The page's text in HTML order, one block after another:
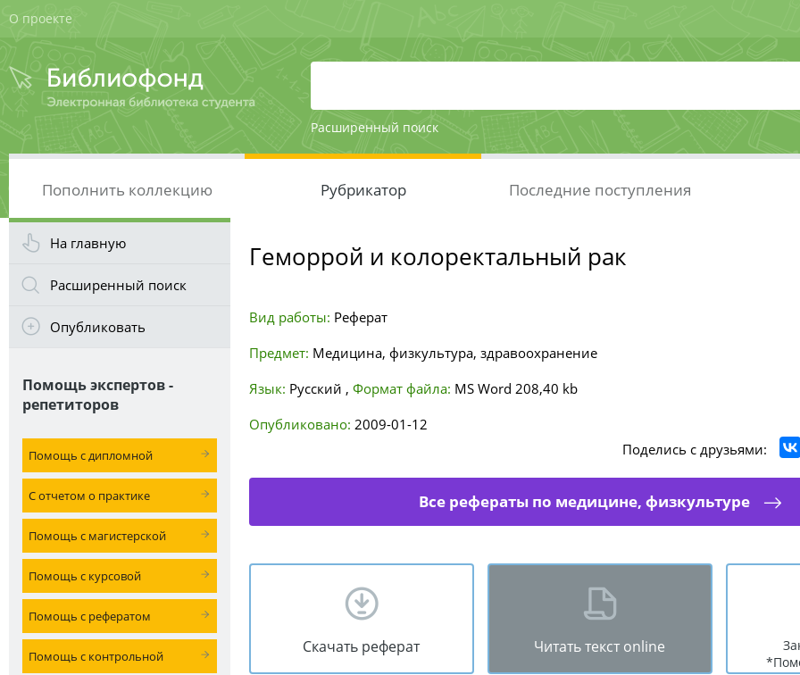
О проекте
Расширенный поиск
Пополнить коллекцию Рубрикатор Последние поступления
На главную
Расширенный поиск
Опубликовать
Помощь экспертов -
репетиторов
Помощь с дипломной
С отчетом о практике
Помощь с магистерской
Помощь с курсовой
Помощь с рефератом
Помощь с контрольной
Геморрой и колоректальный рак
Вид работы: Реферат
Предмет: Медицина, физкультура, здравоохранение
Язык: Русский , Формат файла: MS Word 208,40 kb
Опубликовано: 2009-01-12
Поделись с друзьями:
Все рефераты по медицине, физкультуре
Скачать реферат Читать текст online